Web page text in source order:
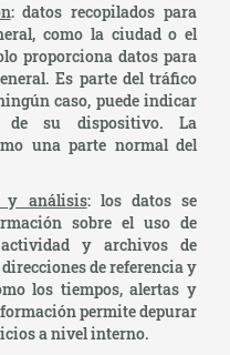
: datos recopilados para
como la ciudad o el
proporciona datos para
Es parte del tráfico
caso, puede indicar
de su dispositivo. La
una parte normal del
y análisis: los datos se
sobre el uso de
actividad y archivos de
de referencia y
los tiempos, alertas y
permite depurar
a nivel interno.